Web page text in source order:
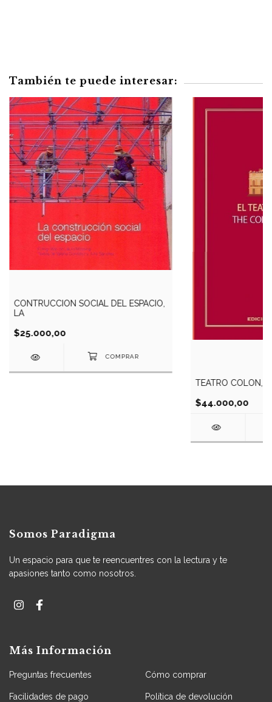
También te puede interesar:
CONTRUCCION SOCIAL DEL ESPACIO,
LA
$25.000,00
TEATRO COLON,
$44.000,00
Somos Paradigma
Un espacio para que te reencuentres con la lectura y te
apasiones tanto como nosotros.
Más Información
Preguntas frecuentes Cómo comprar
Facilidades de pago Política de devolución